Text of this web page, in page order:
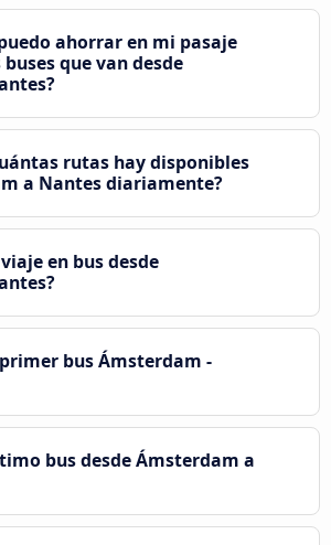
ahorrar en mi pasaje
que van desde
rutas hay disponibles
a Nantes diariamente?
en bus desde
bus Ámsterdam -
bus desde Ámsterdam a